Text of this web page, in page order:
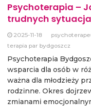
Psychoterapia –
trudnych
2025-11-18
terapia par bydgoszcz
Psychoterapia
wsparcia dla osób w
ważna dla młodzieży
rodzinne. Okres
zmianami